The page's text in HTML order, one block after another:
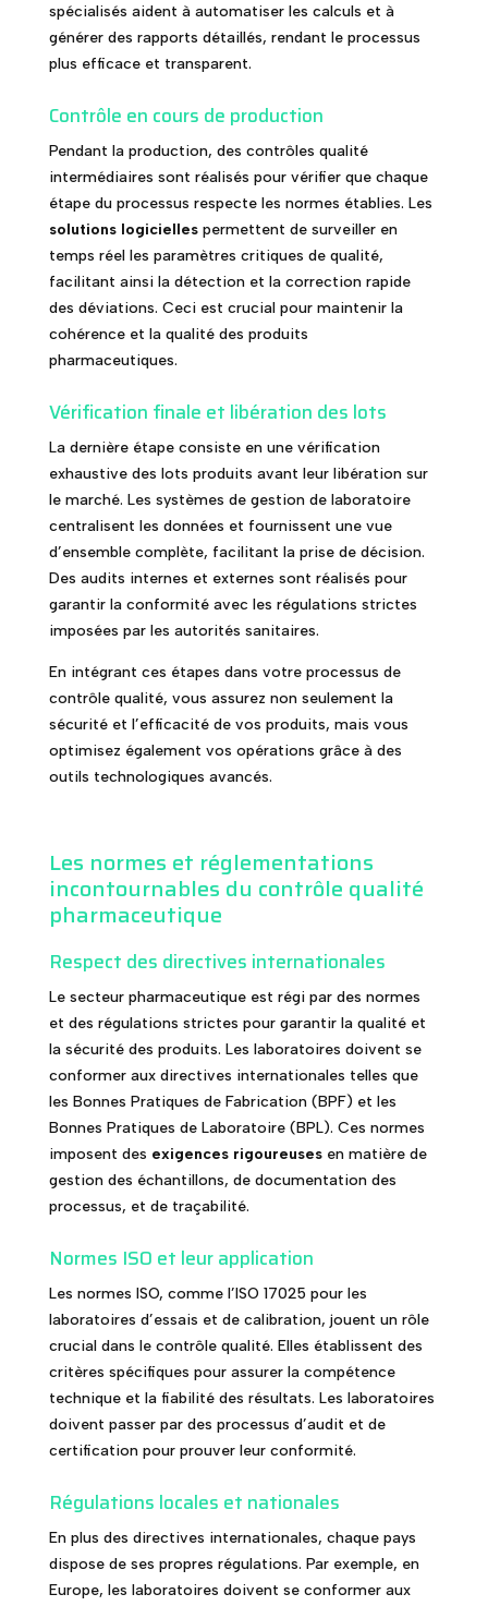
spécialisés aident à automatiser les calculs et à
générer des rapports détaillés, rendant le processus
plus efficace et transparent.
Contrôle en cours de production
Pendant la production, des contrôles qualité
intermédiaires sont réalisés pour vérifier que chaque
étape du processus respecte les normes établies. Les
solutions logiciellespermettent de surveiller en
temps réel les paramètres critiques de qualité,
facilitant ainsi la détection et la correction rapide
des déviations. Ceci est crucial pour maintenir la
cohérence et la qualité des produits
pharmaceutiques.
Vérification finale et libération des lots
La dernière étape consiste en une vérification
exhaustive des lots produits avant leur libération sur
le marché. Les systèmes de gestion de laboratoire
centralisent les données et fournissent une vue
d’ensemble complète, facilitant la prise de décision.
Des audits internes et externes sont réalisés pour
garantir la conformité avec les régulations strictes
imposées par les autorités sanitaires.
En intégrant ces étapes dans votre processus de
contrôle qualité, vous assurez non seulement la
sécurité et l’efficacité de vos produits, mais vous
optimisez également vos opérations grâce à des
outils technologiques avancés.
Les normes et réglementations
incontournables du contrôle qualité
pharmaceutique
Respect des directives internationales
Le secteur pharmaceutique est régi par des normes
et des régulations strictes pour garantir la qualité et
la sécurité des produits. Les laboratoires doivent se
conformer aux directives internationales telles que
les Bonnes Pratiques de Fabrication (BPF) et les
Bonnes Pratiques de Laboratoire (BPL). Ces normes
imposent des exigences rigoureusesen matière de
gestion des échantillons, de documentation des
processus, et de traçabilité.
Normes ISO et leur application
Les normes ISO, comme l’ISO 17025 pour les
laboratoires d’essais et de calibration, jouent un rôle
crucial dans le contrôle qualité. Elles établissent des
critères spécifiques pour assurer la compétence
technique et la fiabilité des résultats. Les laboratoires
doivent passer par des processus d’audit et de
certification pour prouver leur conformité.
Régulations locales et nationales
En plus des directives internationales, chaque pays
dispose de ses propres régulations. Par exemple, en
Europe, les laboratoires doivent se conformer aux